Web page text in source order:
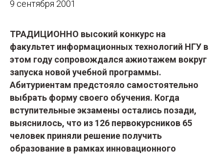
9 сентября 2001
ТРАДИЦИОННО высокий конкурс на
факультет информационных технологий НГУ в
этом году сопровождался ажиотажем вокруг
запуска новой учебной программы.
Абитуриентам предстояло самостоятельно
выбрать форму своего обучения. Когда
вступительные экзамены остались позади,
выяснилось, что из 126 первокурсников 65
человек приняли решение получить
образование в рамках инновационного